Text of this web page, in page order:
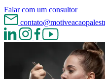
Falar com um consultor